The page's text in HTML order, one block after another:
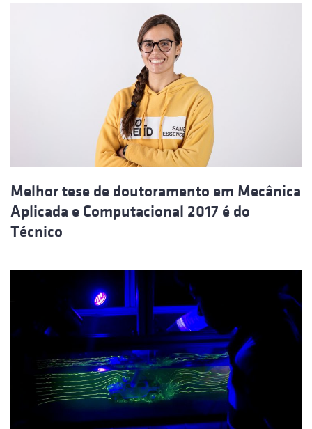
Melhor tese de doutoramento em Mecânica
Aplicada e Computacional 2017 é do
Técnico